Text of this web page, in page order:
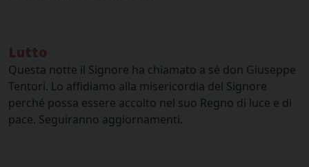
Lutto
Questa notte il Signore ha chiamato a sé don Giuseppe
Tentori. Lo affidiamo alla misericordia del Signore
perché possa essere accolto nel suo Regno di luce e di
pace. Seguiranno aggiornamenti.